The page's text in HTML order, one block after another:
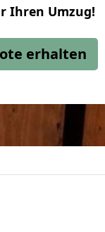
Ihren Umzug!
erhalten